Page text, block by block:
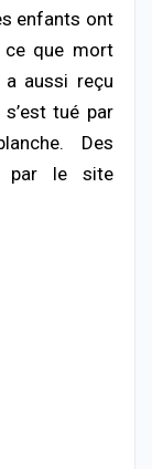
enfants ont
ce que mort
a aussi reçu
tué par
Des
par le site